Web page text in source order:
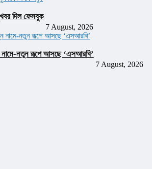
দিল ফেসবুক
7 August, 2026
নামে-নতুন রূপে আসছে ‘এসআরবি’
7 August, 2026